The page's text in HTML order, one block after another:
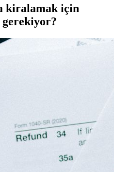
kiralamak için